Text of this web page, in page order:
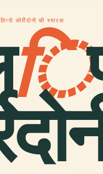
कोर्रिदोनी की स्मारक
ि